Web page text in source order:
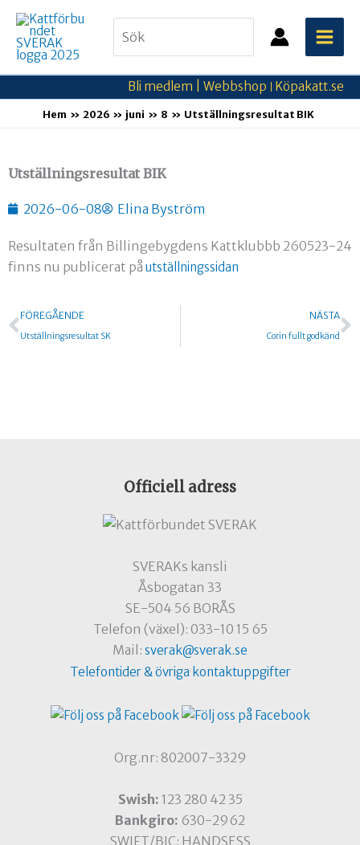
Hoppa
innehåll
for:
Bli medlem | Webbshop Köpakatt.se
Hem 2026 juni 8 Utställningsresultat BIK
Utställningsresultat BIK
2026-06-08 Elina Byström
Resultaten från Billingebygdens Kattklubbb 260523-24
finns nu publicerat på utställningssidan
Föregående
FÖREGÅENDE
Utställningsresultat SK
NÄSTA
Corin fullt godkänd
Officiell adress
SVERAKs kansli
Åsbogatan 33
SE-504 56 BORÅS
Telefon (växel): 033-10 15 65
Mail: sverak@sverak.se
Telefontider & övriga kontaktuppgifter
Org.nr: 802007-3329
Swish: 123 280 42 35
Bankgiro: 630-2962
SWIFT/BIC: HANDSESS